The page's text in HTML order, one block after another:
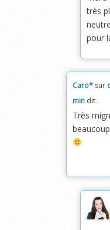
très
pour
Caro* sur
min dit :
Très